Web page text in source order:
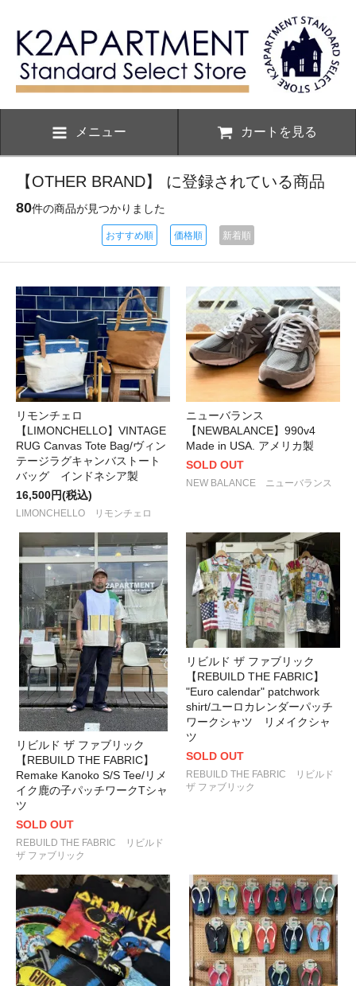
メニュー カートを見る
【OTHER BRAND】 に登録されている商品
80件の商品が見つかりました
おすすめ順 価格順 新着順
リモンチェロ
【LIMONCHELLO】VINTAGE
RUG Canvas Tote Bag/ヴィン
テージラグキャンバストート
バッグ インドネシア製
16,500円(税込)
LIMONCHELLO リモンチェロ
ニューバランス
【NEWBALANCE】990v4
Made in USA. アメリカ製
SOLD OUT
NEW BALANCE ニューバランス
リビルド ザ ファブリック
【REBUILD THE FABRIC】
Remake Kanoko S/S Tee/リメ
イク鹿の子パッチワークTシャ
ツ
SOLD OUT
REBUILD THE FABRIC リビルド
ザ ファブリック
リビルド ザ ファブリック
【REBUILD THE FABRIC】
"Euro calendar" patchwork
shirt/ユーロカレンダーパッチ
ワークシャツ リメイクシャ
ツ
SOLD OUT
REBUILD THE FABRIC リビルド
ザ ファブリック